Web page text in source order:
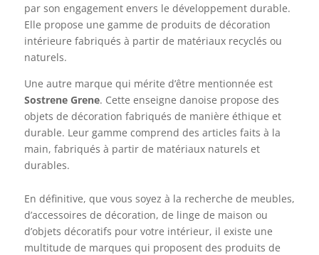
par son engagement envers le développement durable.
Elle propose une gamme de produits de décoration
intérieure fabriqués à partir de matériaux recyclés ou
naturels.
Une autre marque qui mérite d’être mentionnée est
Sostrene Grene. Cette enseigne danoise propose des
objets de décoration fabriqués de manière éthique et
durable. Leur gamme comprend des articles faits à la
main, fabriqués à partir de matériaux naturels et
durables.
En définitive, que vous soyez à la recherche de meubles,
d’accessoires de décoration, de linge de maison ou
d’objets décoratifs pour votre intérieur, il existe une
multitude de marques qui proposent des produits de